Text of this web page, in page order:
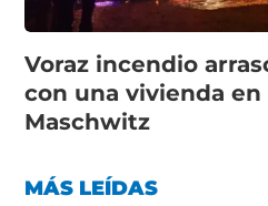
Voraz incendio
con una vivienda
Maschwitz
MÁS LEÍDAS